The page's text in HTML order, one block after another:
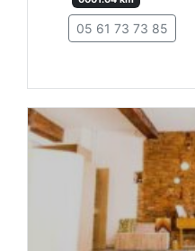
05 61 73 73 85